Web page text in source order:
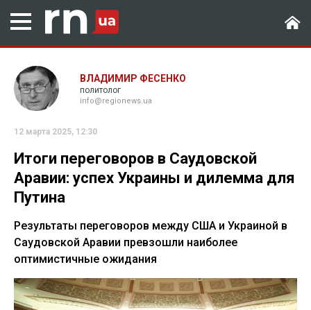
ВЛАДИМИР ФЕСЕНКО
политолог
info@regionews.ua
12 марта 2025, 12:30
Итоги переговоров в Саудовской
Аравии: успех Украины и дилемма для
Путина
Результаты переговоров между США и Украиной в
Саудовской Аравии превзошли наиболее
оптимистичные ожидания